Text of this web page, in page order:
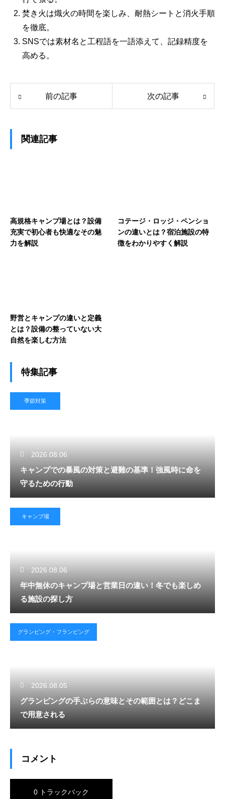
焚き火は熾火の時間を楽しみ、耐熱シートと消火手順
を徹底。
SNSでは素材名と工程語を一語添えて、記録精度を
高める。
前の記事 次の記事
関連記事
高規格キャンプ場とは？設備
充実で初心者も快適なその魅
力を解説
コテージ・ロッジ・ペンショ
ンの違いとは？宿泊施設の特
徴をわかりやすく解説
野営とキャンプの違いと定義
とは？設備の整っていない大
自然を楽しむ方法
特集記事
季節対策
2026.08.06
キャンプでの暴風の対策と避難の基準！強風時に命を
守るための行動
キャンプ場
2026.08.06
年中無休のキャンプ場と営業日の違い！冬でも楽しめ
る施設の探し方
グランピング・フランピング
2026.08.05
グランピングの手ぶらの意味とその範囲とは？どこま
で用意される
コメント
0 トラックバック